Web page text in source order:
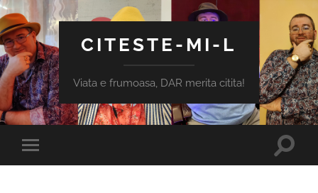
CITESTE-MI-L
Viata e frumoasa, DAR merita citita!
Toggle
mobile
Toggle